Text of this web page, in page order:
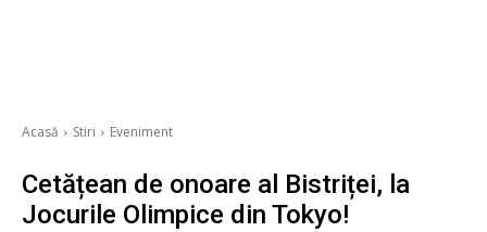
Acasă Stiri Eveniment
Cetățean de onoare al Bistriței, la
Jocurile Olimpice din Tokyo!